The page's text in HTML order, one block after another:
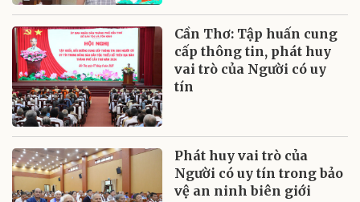
Cần Thơ: Tập huấn cung
cấp thông tin, phát huy
vai trò của Người có uy
tín
Phát huy vai trò của
Người có uy tín trong bảo
vệ an ninh biên giới